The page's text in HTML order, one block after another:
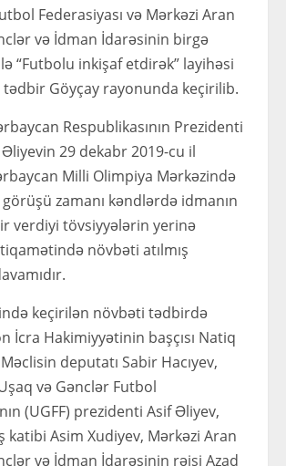
Federasiyası və Mərkəzi Aran
və İdman İdarəsinin birgə
ilə “Futbolu inkişaf etdirək” layihəsi
Göyçay rayonunda keçirilib.
Respublikasının Prezidenti
29 dekabr 2019-cu il
Milli Olimpiya Mərkəzində
zamanı kəndlərdə idmanın
verdiyi tövsiyyələrin yerinə
növbəti atılmış
keçirilən növbəti tədbirdə
İcra Hakimiyyətinin başçısı Natiq
deputatı Sabir Hacıyev,
və Gənclər Futbol
(UGFF) prezidenti Asif Əliyev,
katibi Asim Xudiyev, Mərkəzi Aran
və İdman İdarəsinin rəisi Azad